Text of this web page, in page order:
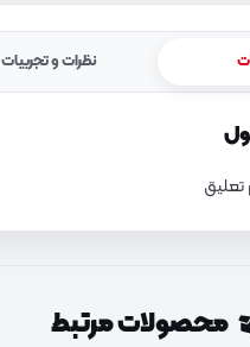
نظرات و تجربیات
محصولات مرتبط